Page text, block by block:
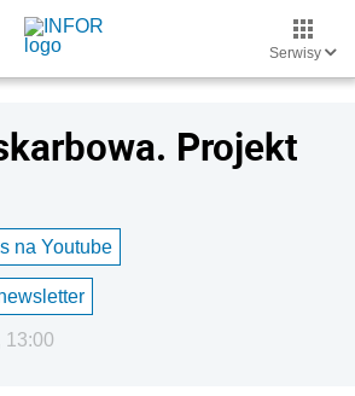
Serwisy
Projekt
na Youtube
13:00